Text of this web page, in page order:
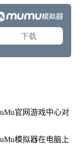
官网游戏中心对
模拟器在电脑上